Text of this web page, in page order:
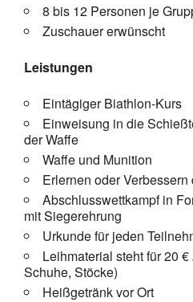
8 bis 12 Personen je
Zuschauer erwünscht
Leistungen
Eintägiger Biathlon-Kurs
Einweisung in die
der Waffe
Waffe und Munition
Erlernen oder
Abschlusswettkampf in
mit Siegerehrung
Urkunde für jeden
Leihmaterial steht für 20
Schuhe, Stöcke)
Heißgetränk vor Ort